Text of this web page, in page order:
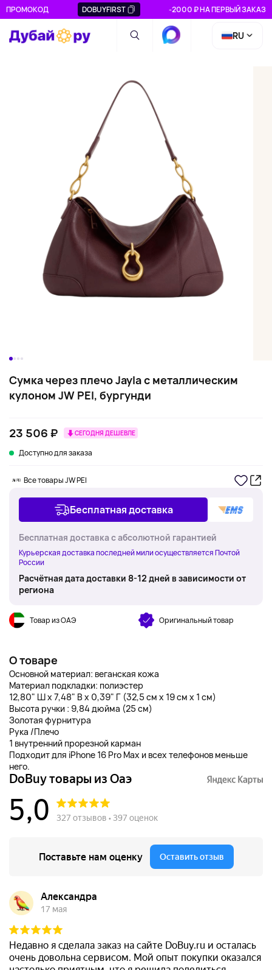
ПРОМОКОД DOBUYFIRST -2000 ₽ НА ПЕРВЫЙ ЗАКАЗ
RU
Сумка через плечо Jayla с металлическим
кулоном JW PEI, бургунди
23 506 ₽ СЕГОДНЯ ДЕШЕВЛЕ
Доступно для заказа
Все товары JW PEI
Бесплатная доставка
Бесплатная доставка с абсолютной гарантией
Курьерская доставка последней мили осуществляется Почтой
России
Расчётная дата доставки 8-12 дней в зависимости от
региона
Товар из ОАЭ Оригинальный товар
О товаре
Основной материал: веганская кожа
Материал подкладки: полиэстер
12,80" Ш x 7,48" В x 0,39" Г (32,5 см x 19 см x 1 см)
Высота ручки : 9,84 дюйма (25 см)
Золотая фурнитура
Рука /Плечо
1 внутренний прорезной карман
Подходит для iPhone 16 Pro Max и всех телефонов меньше
него.